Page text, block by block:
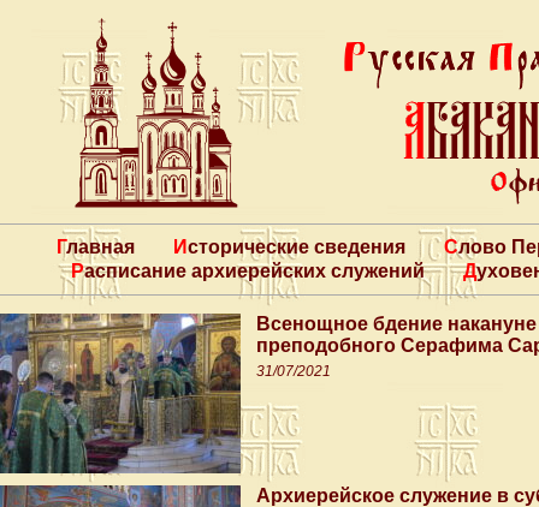
Главная Исторические сведения
Слово
Расписание архиерейских служений
Всенощное бдение
преподобного Серафима
31/07/2021
Архиерейское служение в